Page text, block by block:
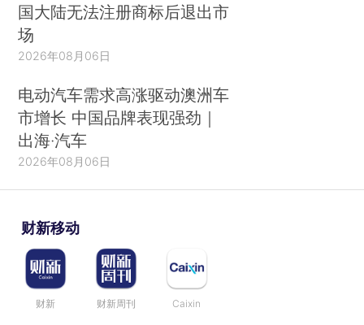
国大陆无法注册商标后退出市
场
2026年08月06日
电动汽车需求高涨驱动澳洲车
市增长 中国品牌表现强劲｜
出海·汽车
2026年08月06日
财新移动
财新 财新周刊 Caixin